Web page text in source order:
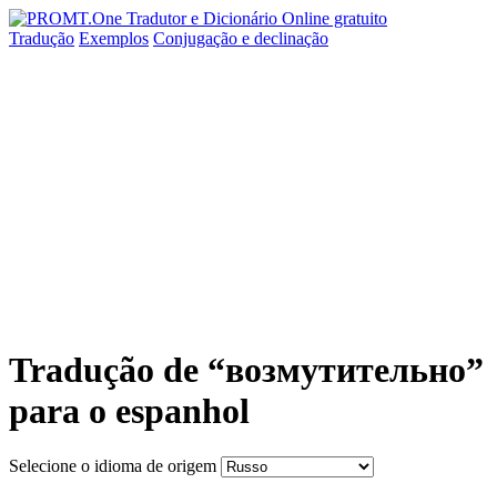
Tradução Exemplos Conjugação e declinação
Tradução de “возмутительно”
para o espanhol
Selecione o idioma de origem